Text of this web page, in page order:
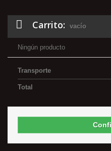
Carrito: vacío
Ningún producto
Transporte
Total